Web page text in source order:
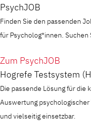
PsychJOB
Finden Sie den passenden
für Psycholog*innen.
Zum PsychJOB
Hogrefe Testsystem
Die passende Lösung für die
Auswertung
und vielseitig einsetzbar.